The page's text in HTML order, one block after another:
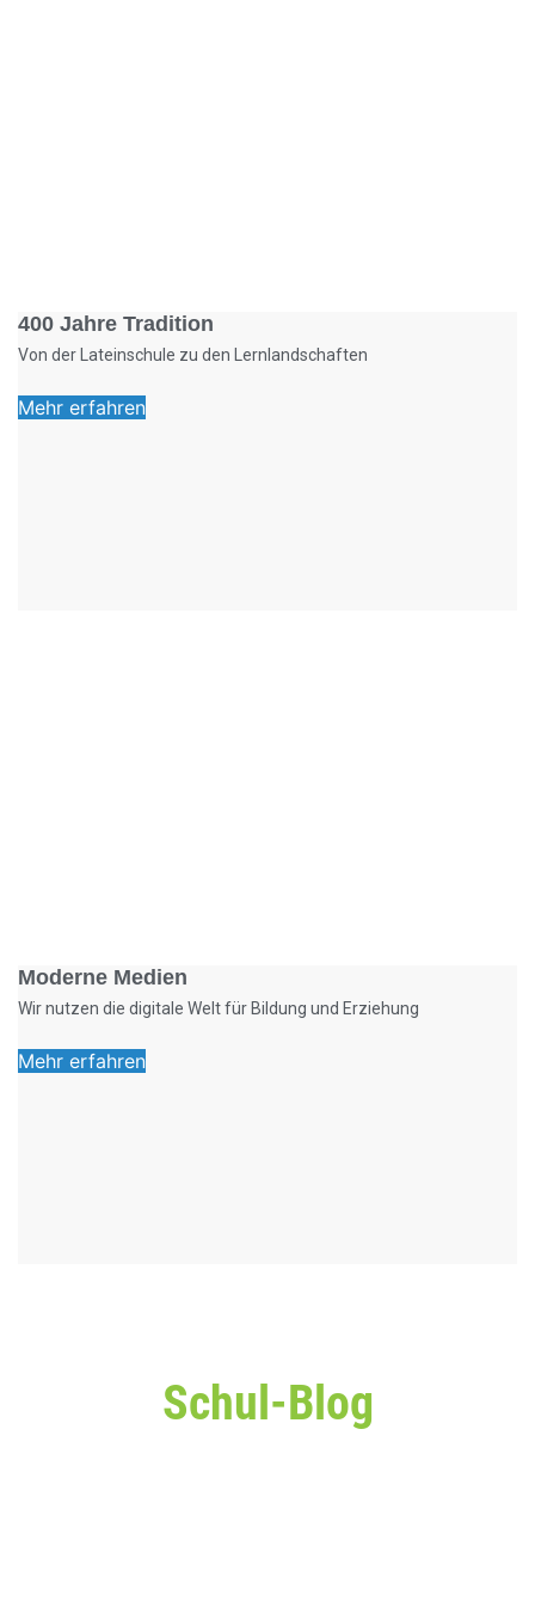
400 Jahre Tradition
Von der Lateinschule zu den Lernlandschaften
Mehr erfahren
Moderne Medien
Wir nutzen die digitale Welt für Bildung und Erziehung
Mehr erfahren
Schul-Blog